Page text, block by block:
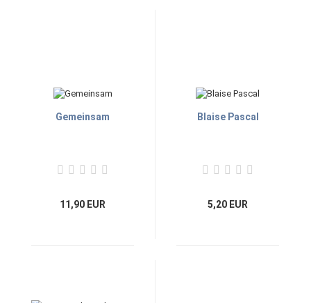
Gemeinsam
11,90 EUR
Blaise Pascal
5,20 EUR